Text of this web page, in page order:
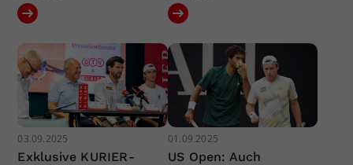
03.09.2025
Exklusive KURIER-
01.09.2025
US Open: Auch